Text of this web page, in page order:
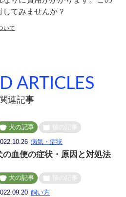
てみませんか？
いて
ARTICLES
関連記事
犬の記事
猫の記事
病気・症状
の血便の症状・原因と対処法
犬の記事
猫の記事
飼い方